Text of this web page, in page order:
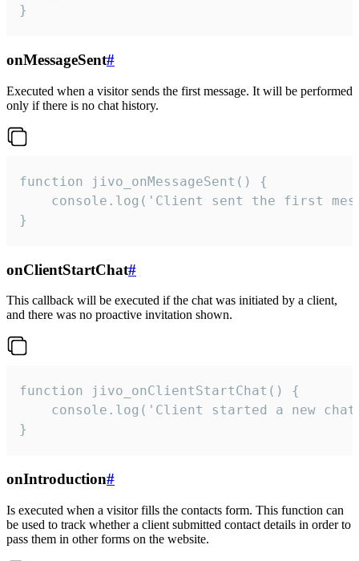
}
onMessageSent#
Executed when a visitor sends the first message. It will be performed
only if there is no chat history.
function jivo_onMessageSent() {
console.log('Client sent the first
}
onClientStartChat#
This callback will be executed if the chat was initiated by a client,
and there was no proactive invitation shown.
function jivo_onClientStartChat() {
console.log('Client started a new
}
onIntroduction#
Is executed when a visitor fills the contacts form. This function can
be used to track whether a client submitted contact details in order to
pass them in other forms on the website.